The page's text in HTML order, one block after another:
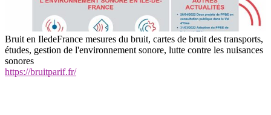
Bruit en IledeFrance mesures du bruit, cartes de bruit des transports,
études, gestion de l'environnement sonore, lutte contre les nuisances
sonores
https://bruitparif.fr/